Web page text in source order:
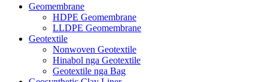
Geomembrane
HDPE Geomembrane
LLDPE Geomembrane
Geotextile
Nonwoven Geotextile
Hinabol nga Geotextile
Geotextile nga Bag